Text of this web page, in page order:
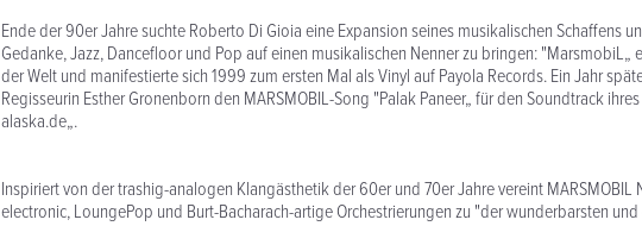
Ende der 90er Jahre suchte Roberto Di Gioia eine Expansion seines musikalischen Schaffens
Gedanke, Jazz, Dancefloor und Pop auf einen musikalischen Nenner zu bringen: "MarsmobiL„
der Welt und manifestierte sich 1999 zum ersten Mal als Vinyl auf Payola Records. Ein Jahr
Regisseurin Esther Gronenborn den MARSMOBIL-Song "Palak Paneer„ für den Soundtrack
alaska.de„.
Inspiriert von der trashig-analogen Klangästhetik der 60er und 70er Jahre vereint MARSMOBIL
electronic, LoungePop und Burt-Bacharach-artige Orchestrierungen zu "der wunderbarsten